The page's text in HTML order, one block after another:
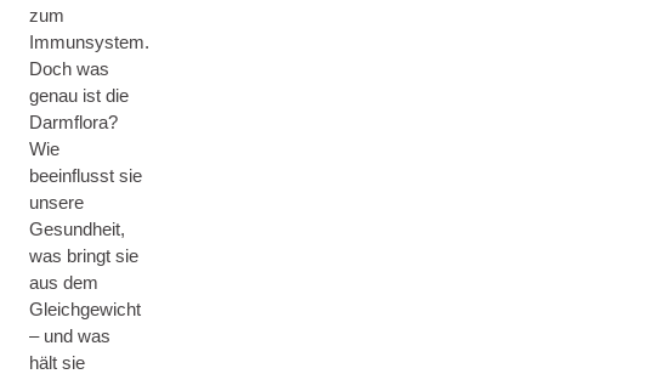
zum
Immunsystem.
Doch was
genau ist die
Darmflora?
Wie
beeinflusst sie
unsere
Gesundheit,
was bringt sie
aus dem
Gleichgewicht
– und was
hält sie